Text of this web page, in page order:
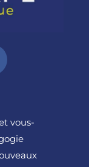
vous-